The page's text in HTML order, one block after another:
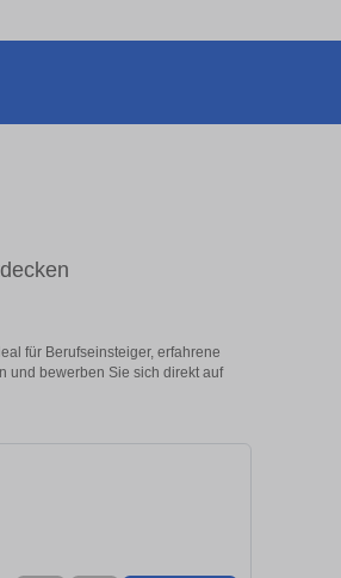
für Berufseinsteiger, erfahrene
und bewerben Sie sich direkt auf